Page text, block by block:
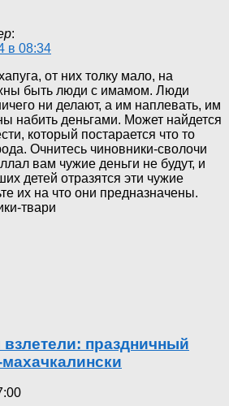
:
в 08:34
от них толку мало, на
быть люди с имамом. Люди
ни делают, а им наплевать, им
набить деньгами. Может найдется
который постарается что то
Очнитесь чиновники-сволочи
вам чужие деньги не будут, и
детей отразятся эти чужие
их на что они предназначены.
твари
праздничный